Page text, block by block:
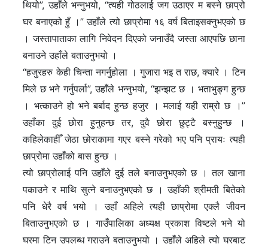
थियो”, उहाँले भन्नुभयो, “त्यही गोठलाई जग उठाएर म बस्ने छाप्रो
घर बनाएको हुँ ।” उहाँले त्यो छाप्रोमा १६ वर्ष बिताइसक्नुभएको छ
। जस्तापाताका लागि निवेदन दिएको जनाउँदै जस्ता आएपछि छाना
बनाउने उहाँले बताउनुभयो ।
“हजुरहरु केही चिन्ता नगर्नुहोला । गुजारा भइ त राछ, क्यारे । टिन
मिले छ भने गर्नुपर्ला”, उहाँले भन्नुभयो, “झन्झट छ । भताभुङ्ग हुन्छ
। भत्काउने हो भने बर्बाद हुन्छ हजुर । मलाई यही राम्रो छ ।”
उहाँका दुई छोरा हुनुहन्छ तर, दुवै छोरा छुट्टै बस्नुहुन्छ ।
कहिलेकाहीँ जेठा छोराकामा गएर बस्ने गरेको भए पनि प्रायः त्यही
छाप्रोमा उहाँको बास हुन्छ ।
त्यो छाप्रोलाई पनि उहाँले दुई तले बनाउनुभएको छ । तल खाना
पकाउने र माथि सुत्ने बनाउनुभएको छ । उहाँकी श्रीमती बितेको
पनि धेरै वर्ष भयो । उहाँ अहिले त्यही छाप्रोमा एक्लै जीवन
बिताउनुभएको छ । गाउँपालिका अध्यक्ष प्रकाश विष्टले भने यो
घरमा टिन उपलब्ध गराउने बताउनुभयो । उहाँले अहिले त्यो घरबाट